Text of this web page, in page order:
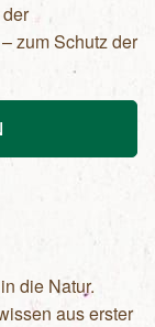
zum Schutz der
die Natur.
aus erster